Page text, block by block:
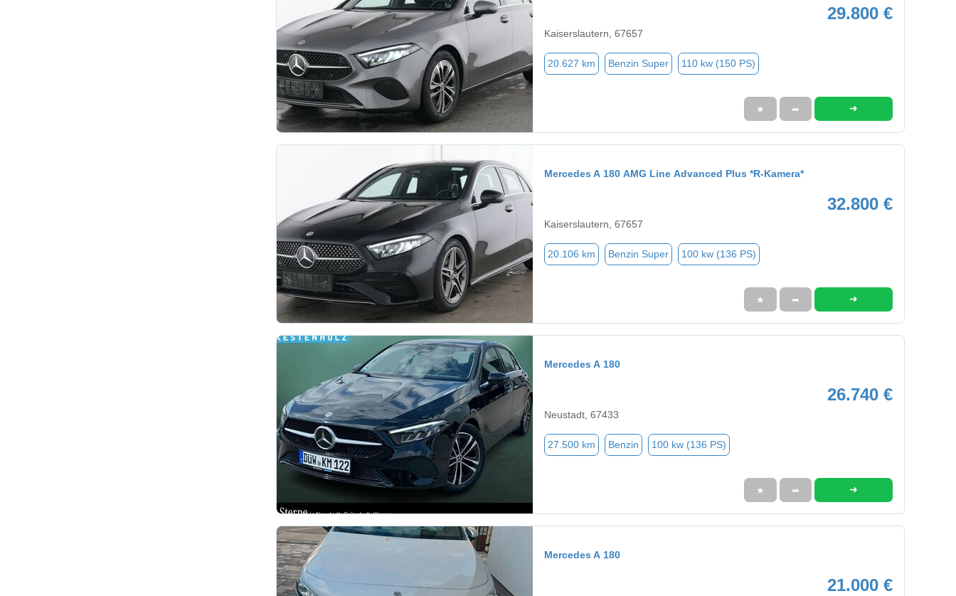
29.800 €
Kaiserslautern, 67657
20.627 km Benzin Super 110 kw (150 PS)
★ ➦ ➜
Mercedes A 180 AMG Line Advanced Plus *R-Kamera*
32.800 €
Kaiserslautern, 67657
20.106 km Benzin Super 100 kw (136 PS)
★ ➦ ➜
Mercedes A 180
26.740 €
Neustadt, 67433
27.500 km Benzin 100 kw (136 PS)
★ ➦ ➜
Mercedes A 180
21.000 €